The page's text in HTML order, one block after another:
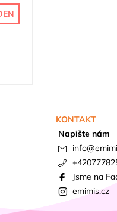
KONTAKT
Napište nám
info@
Jsme na
emimis.cz